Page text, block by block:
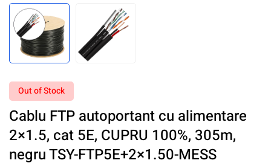
Out of Stock
Cablu FTP autoportant cu alimentare
2×1.5, cat 5E, CUPRU 100%, 305m,
negru TSY-FTP5E+2×1.50-MESS